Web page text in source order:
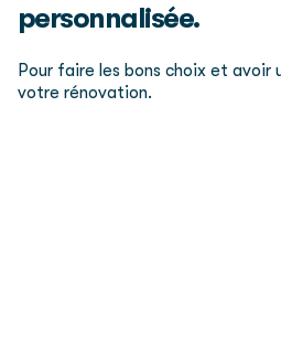
personnalisée.
Pour faire les bons choix et avoir
votre rénovation.